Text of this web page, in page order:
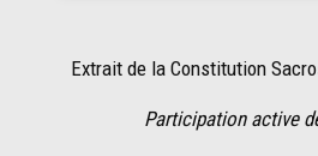
Extrait de la Constitution
Participation active